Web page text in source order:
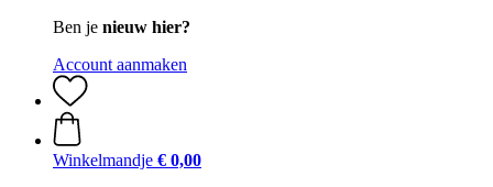
Ben je nieuw hier?
Account aanmaken
Winkelmandje € 0,00